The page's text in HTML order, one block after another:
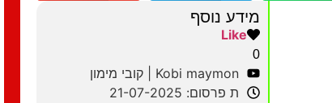
מידע נוסף
Like
0
Kobi maymon | קובי מימון
ת פרסום: 21-07-2025